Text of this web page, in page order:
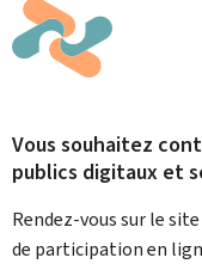
Vous souhaitez
publics digitaux et
Rendez-vous sur le
de participation en